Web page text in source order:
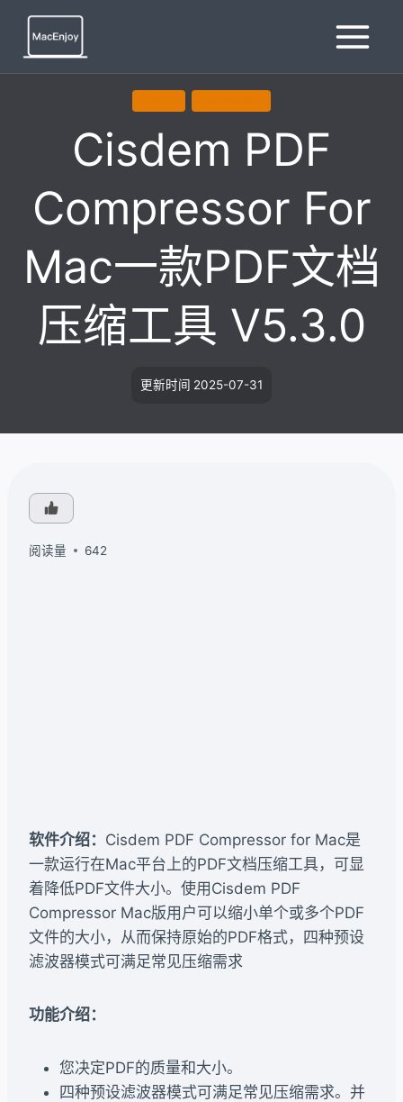
Cisdem PDF
Compressor For
Mac一款PDF文档
压缩工具 V5.3.0
更新时间 2025-07-31
阅读量 642
软件介绍： Cisdem PDF Compressor for Mac是
一款运行在Mac平台上的PDF文档压缩工具，可显
着降低PDF文件大小。使用Cisdem PDF
Compressor Mac版用户可以缩小单个或多个PDF
文件的大小，从而保持原始的PDF格式，四种预设
滤波器模式可满足常见压缩需求
功能介绍：
您决定PDF的质量和大小。
四种预设滤波器模式可满足常见压缩需求。并